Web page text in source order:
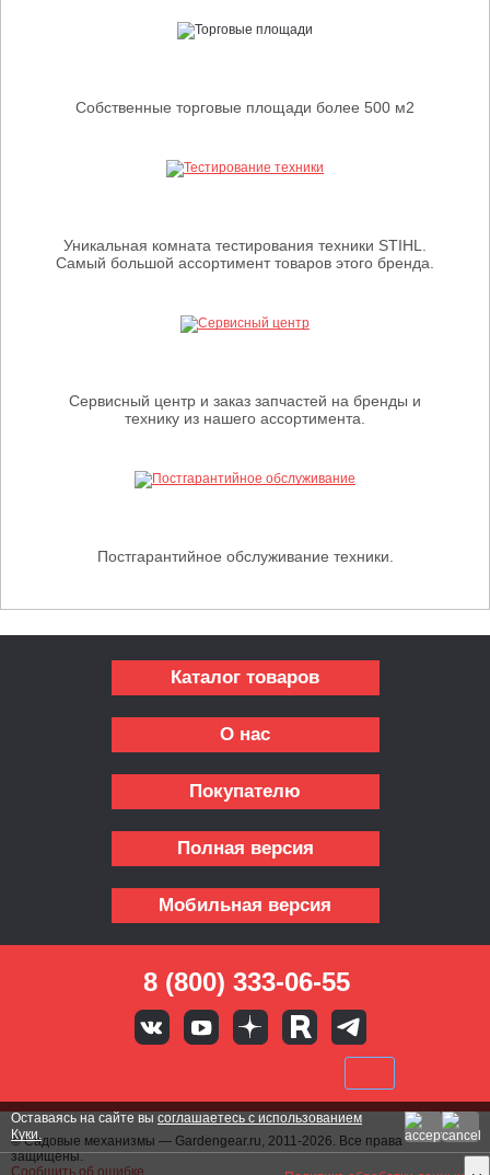
Собственные торговые площади более 500 м2
Уникальная комната тестирования техники STIHL.
Самый большой ассортимент товаров этого бренда.
Сервисный центр и заказ запчастей на бренды и
технику из нашего ассортимента.
Постгарантийное обслуживание техники.
Каталог товаров
О нас
Покупателю
Полная версия
Мобильная версия
8 (800) 333-06-55
© Садовые механизмы — Gardengear.ru, 2011-2026. Все права
защищены.
Сообщить об ошибке
Оставаясь на сайте вы соглашаетесь с использованием
Куки.